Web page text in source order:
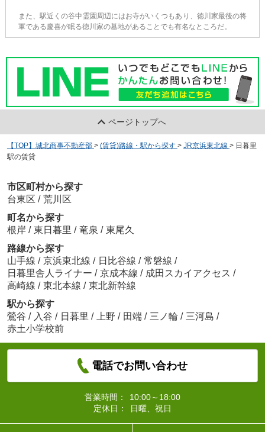
また、駅近くの谷中霊園周辺にはお寺がいくつもあり、徳川家最後の将
軍である慶喜が眠る徳川家の墓地があることでも有名なところだ。
ページトップへ
【TOP】城北商事不動産部 > (賃貸)路線・駅から探す > JR京浜東北線 > 日暮里
駅の賃貸
市区町村から探す
台東区 / 荒川区
町名から探す
根岸 / 東日暮里 / 竜泉 / 東尾久
路線から探す
山手線 / 京浜東北線 / 日比谷線 / 常磐線 /
日暮里舎人ライナー / 京成本線 / 成田スカイアクセス /
高崎線 / 東北本線 / 東北新幹線
駅から探す
鶯谷 / 入谷 / 日暮里 / 上野 / 田端 / 三ノ輪 / 三河島 /
赤土小学校前
電話でお問い合わせ
営業時間：
10:00～18:00
定休日：
日曜、祝日